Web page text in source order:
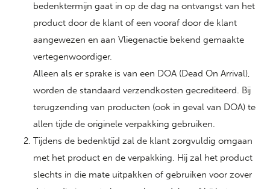
bedenktermijn gaat in op de dag na ontvangst van het
product door de klant of een vooraf door de klant
aangewezen en aan Vliegenactie bekend gemaakte
vertegenwoordiger.
Alleen als er sprake is van een DOA (Dead On Arrival),
worden de standaard verzendkosten gecrediteerd. Bij
terugzending van producten (ook in geval van DOA) te
allen tijde de originele verpakking gebruiken.
Tijdens de bedenktijd zal de klant zorgvuldig omgaan
met het product en de verpakking. Hij zal het product
slechts in die mate uitpakken of gebruiken voor zover